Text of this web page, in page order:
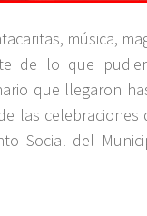
música,
de lo que
que llegaron
las celebraciones
Social del